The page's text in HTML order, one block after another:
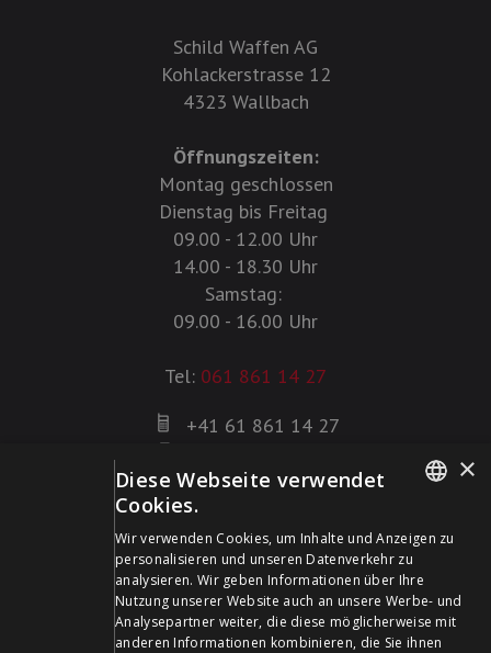
Schild Waffen AG
Kohlackerstrasse 12
4323 Wallbach
Öffnungszeiten:
Montag geschlossen
Dienstag bis Freitag
09.00 - 12.00 Uhr
14.00 - 18.30 Uhr
Samstag:
09.00 - 16.00 Uhr
Tel: 061 861 14 27
+41 61 861 14 27
info@schildwaffen.ch
Zahlungsmittel
FRENCH
×
Diese Webseite verwendet
Cookies.
Wir verwenden Cookies, um Inhalte und Anzeigen zu
personalisieren und unseren Datenverkehr zu
analysieren. Wir geben Informationen über Ihre
Nutzung unserer Website auch an unsere Werbe- und
Analysepartner weiter, die diese möglicherweise mit
anderen Informationen kombinieren, die Sie ihnen